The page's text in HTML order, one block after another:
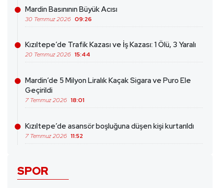
Mardin Basınının Büyük Acısı
30 Temmuz 2026 09:26
Kızıltepe’de Trafik Kazası ve İş Kazası: 1 Ölü, 3 Yaralı
20 Temmuz 2026 15:44
Mardin’de 5 Milyon Liralık Kaçak Sigara ve Puro Ele
Geçirildi
7 Temmuz 2026 18:01
Kızıltepe’de asansör boşluğuna düşen kişi kurtarıldı
7 Temmuz 2026 11:52
SPOR